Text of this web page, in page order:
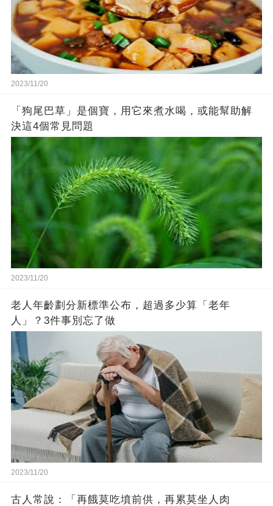
2023/11/20
「狗尾巴草」是個寶，用它來煮水喝，或能幫助解
決這4個常見問題
2023/11/20
老人年齡劃分新標準公布，超過多少算「老年
人」？3件事別忘了做
2023/11/20
古人常說：「再餓莫吃墳前供，再累莫坐人肉